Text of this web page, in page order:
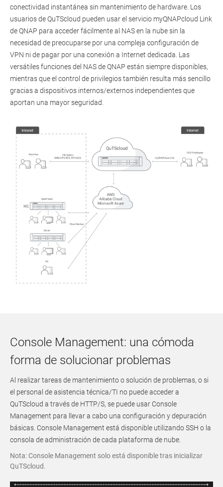
conectividad instantánea sin mantenimiento de hardware. Los
usuarios de QuTScloud pueden usar el servicio myQNAPcloud Link
de QNAP para acceder fácilmente al NAS en la nube sin la
necesidad de preocuparse por una compleja configuración de
VPN ni de pagar por una conexión a Internet dedicada. Las
versátiles funciones del NAS de QNAP están siempre disponibles,
mientras que el control de privilegios también resulta más sencillo
gracias a dispositivos internos/externos independientes que
aportan una mayor seguridad.
Console Management: una cómoda
forma de solucionar problemas
Al realizar tareas de mantenimiento o solución de problemas, o si
el personal de asistencia técnica/TI no puede acceder a
QuTScloud a través de HTTP/S, se puede usar Console
Management para llevar a cabo una configuración y depuración
básicas. Console Management está disponible utilizando SSH o la
consola de administración de cada plataforma de nube.
Nota: Console Management solo está disponible tras inicializar
QuTScloud.